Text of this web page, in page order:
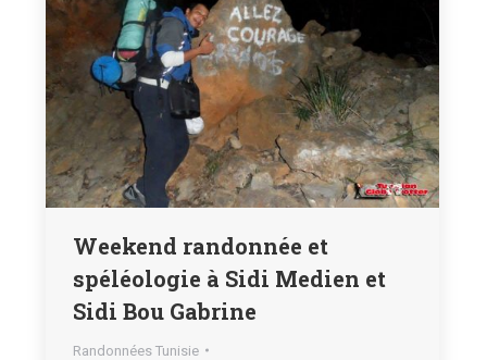
Weekend randonnée et
spéléologie à Sidi Medien et
Sidi Bou Gabrine
Randonnées Tunisie